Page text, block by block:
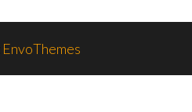
EnvoThemes